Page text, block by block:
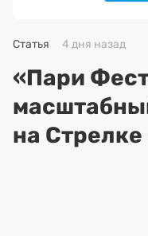
Статья 4 дня назад
«Пари
на